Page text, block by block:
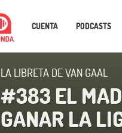
CUENTA PODCASTS
LA LIBRETA DE VAN GAAL
#383 EL
GANAR LA